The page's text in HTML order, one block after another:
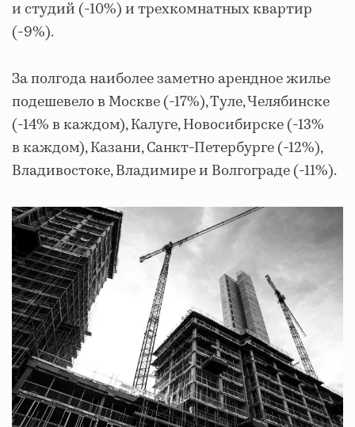
и студий (-10%) и трехкомнатных квартир
(-9%).
За полгода наиболее заметно арендное жилье
подешевело в Москве (-17%), Туле, Челябинске
(-14% в каждом), Калуге, Новосибирске (-13%
в каждом), Казани, Санкт-Петербурге (-12%),
Владивостоке, Владимире и Волгограде (-11%).